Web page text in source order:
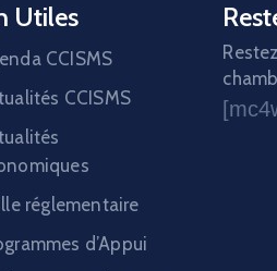
Utiles
CCISMS
CCISMS
réglementaire
d’Appui